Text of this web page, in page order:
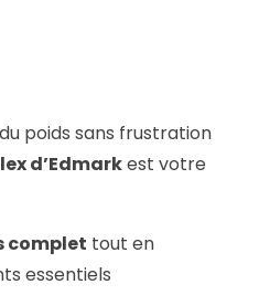
poids sans frustration
d’Edmarkest votre
complet tout en
essentiels